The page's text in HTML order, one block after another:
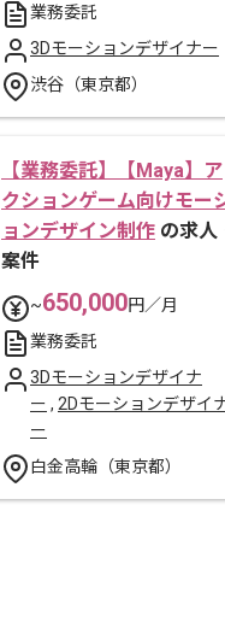
業務委託
3Dモーションデザイナー
渋谷（東京都）
【業務委託】【Maya】ア
クションゲーム向けモー
ョンデザイン制作 の求人
案件
~650,000円／月
業務委託
3Dモーションデザイナ
ー , 2Dモーションデザイ
ー
白金高輪（東京都）